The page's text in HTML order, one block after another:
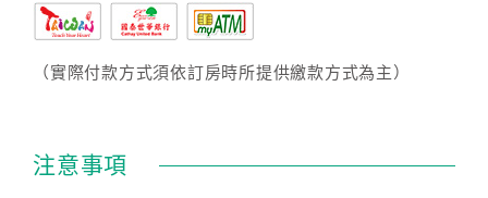
（實際付款方式須依訂房時所提供繳款方式為主）
注意事項